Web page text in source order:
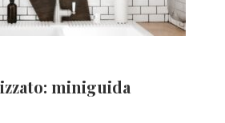
miniguida